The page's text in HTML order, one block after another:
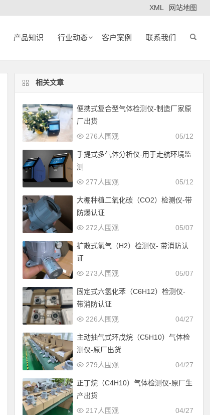
XML 网站地图
产品知识 行业动态 客户案例 联系我们
相关文章
便携式复合型气体检测仪-制造厂家原
厂出货
05/12
276人围观
手提式多气体分析仪-用于走航环境监
测
05/12
277人围观
大棚种植二氧化碳（CO2）检测仪-带
防爆认证
05/07
272人围观
扩散式氢气（H2）检测仪- 带消防认
证
05/07
273人围观
固定式六氢化苯（C6H12）检测仪-
带消防认证
04/27
226人围观
主动抽气式环戊烷（C5H10）气体检
测仪-原厂出货
04/27
279人围观
正丁烷（C4H10）气体检测仪-原厂生
产出货
04/27
217人围观